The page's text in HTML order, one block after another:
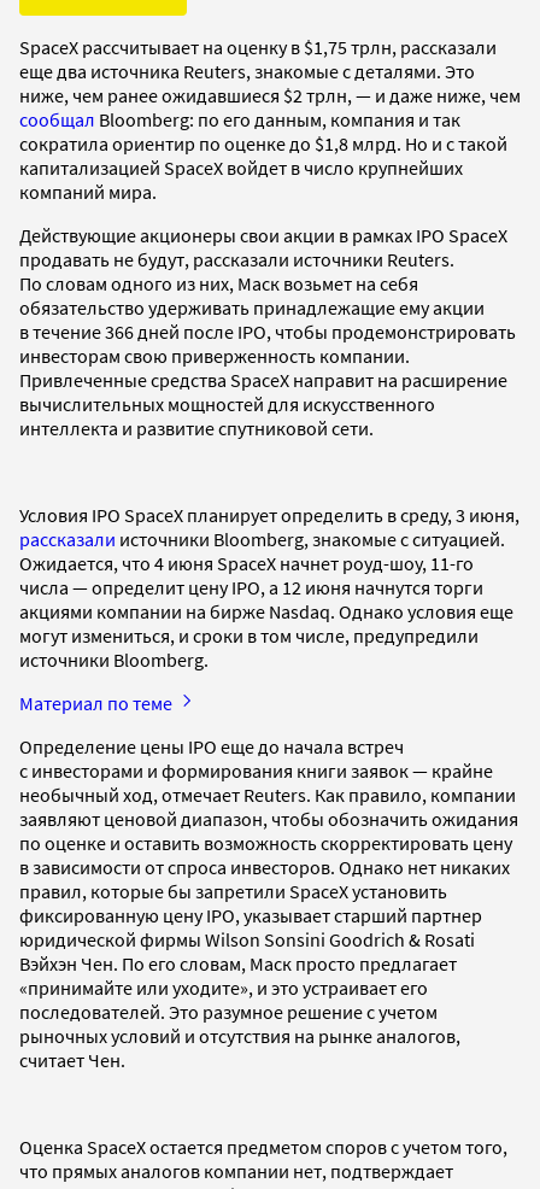
SpaceX рассчитывает на оценку в $1,75 трлн, рассказали
еще два источника Reuters, знакомые с деталями. Это
ниже, чем ранее ожидавшиеся $2 трлн, — и даже ниже, чем
сообщал Bloomberg: по его данным, компания и так
сократила ориентир по оценке до $1,8 млрд. Но и с такой
капитализацией SpaceX войдет в число крупнейших
компаний мира.
Действующие акционеры свои акции в рамках IPO SpaceX
продавать не будут, рассказали источники Reuters.
По словам одного из них, Маск возьмет на себя
обязательство удерживать принадлежащие ему акции
в течение 366 дней после IPO, чтобы продемонстрировать
инвесторам свою приверженность компании.
Привлеченные средства SpaceX направит на расширение
вычислительных мощностей для искусственного
интеллекта и развитие спутниковой сети.
Условия IPO SpaceX планирует определить в среду, 3 июня,
рассказали источники Bloomberg, знакомые с ситуацией.
Ожидается, что 4 июня SpaceX начнет роуд-шоу, 11-го
числа — определит цену IPO, а 12 июня начнутся торги
акциями компании на бирже Nasdaq. Однако условия еще
могут измениться, и сроки в том числе, предупредили
источники Bloomberg.
Материал по теме
Определение цены IPO еще до начала встреч
с инвесторами и формирования книги заявок — крайне
необычный ход, отмечает Reuters. Как правило, компании
заявляют ценовой диапазон, чтобы обозначить ожидания
по оценке и оставить возможность скорректировать цену
в зависимости от спроса инвесторов. Однако нет никаких
правил, которые бы запретили SpaceX установить
фиксированную цену IPO, указывает старший партнер
юридической фирмы Wilson Sonsini Goodrich & Rosati
Вэйхэн Чен. По его словам, Маск просто предлагает
«принимайте или уходите», и это устраивает его
последователей. Это разумное решение с учетом
рыночных условий и отсутствия на рынке аналогов,
считает Чен.
Оценка SpaceX остается предметом споров с учетом того,
что прямых аналогов компании нет, подтверждает